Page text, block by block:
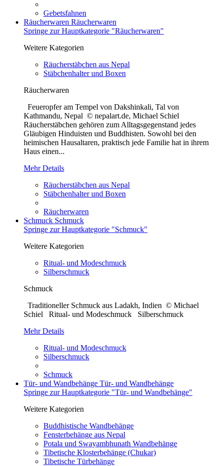
Gebetsfahnen
Räucherwaren Räucherwaren
Springe zur Hauptkategorie "Räucherwaren"
Weitere Kategorien
Räucherstäbchen aus Nepal
Stäbchenhalter und Boxen
Räucherwaren
Feueropfer am Tempel von Dakshinkali, Tal von
Kathmandu, Nepal © nepalart.de, Michael Schiel
Räucherstäbchen gehören zum Alltagsgegenstand jedes
Gläubigen Hinduisten und Buddhisten. Sowohl bei den
heimischen Hausaltaren, praktisch jede Familie hat in ihrem
Haus einen...
Mehr Details
Räucherstäbchen aus Nepal
Stäbchenhalter und Boxen
Räucherwaren
Schmuck Schmuck
Springe zur Hauptkategorie "Schmuck"
Weitere Kategorien
Ritual- und Modeschmuck
Silberschmuck
Schmuck
Traditioneller Schmuck aus Ladakh, Indien © Michael
Schiel Ritual- und Modeschmuck Silberschmuck
Mehr Details
Ritual- und Modeschmuck
Silberschmuck
Schmuck
Tür- und Wandbehänge Tür- und Wandbehänge
Springe zur Hauptkategorie "Tür- und Wandbehänge"
Weitere Kategorien
Buddhistische Wandbehänge
Fensterbehänge aus Nepal
Potala und Swayambhunath Wandbehänge
Tibetische Klosterbehänge (Chukar)
Tibetische Türbehänge